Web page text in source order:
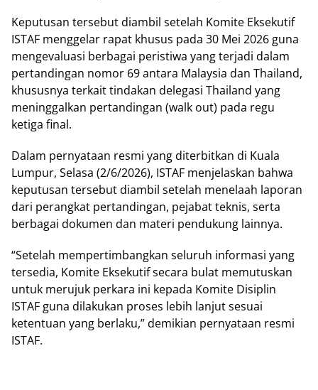
Keputusan tersebut diambil setelah Komite Eksekutif
ISTAF menggelar rapat khusus pada 30 Mei 2026 guna
mengevaluasi berbagai peristiwa yang terjadi dalam
pertandingan nomor 69 antara Malaysia dan Thailand,
khususnya terkait tindakan delegasi Thailand yang
meninggalkan pertandingan (walk out) pada regu
ketiga final.
Dalam pernyataan resmi yang diterbitkan di Kuala
Lumpur, Selasa (2/6/2026), ISTAF menjelaskan bahwa
keputusan tersebut diambil setelah menelaah laporan
dari perangkat pertandingan, pejabat teknis, serta
berbagai dokumen dan materi pendukung lainnya.
“Setelah mempertimbangkan seluruh informasi yang
tersedia, Komite Eksekutif secara bulat memutuskan
untuk merujuk perkara ini kepada Komite Disiplin
ISTAF guna dilakukan proses lebih lanjut sesuai
ketentuan yang berlaku,” demikian pernyataan resmi
ISTAF.